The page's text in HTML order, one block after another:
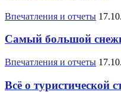
Впечатления и отчеты
Самый большой
Впечатления и отчеты
Всё о туристической